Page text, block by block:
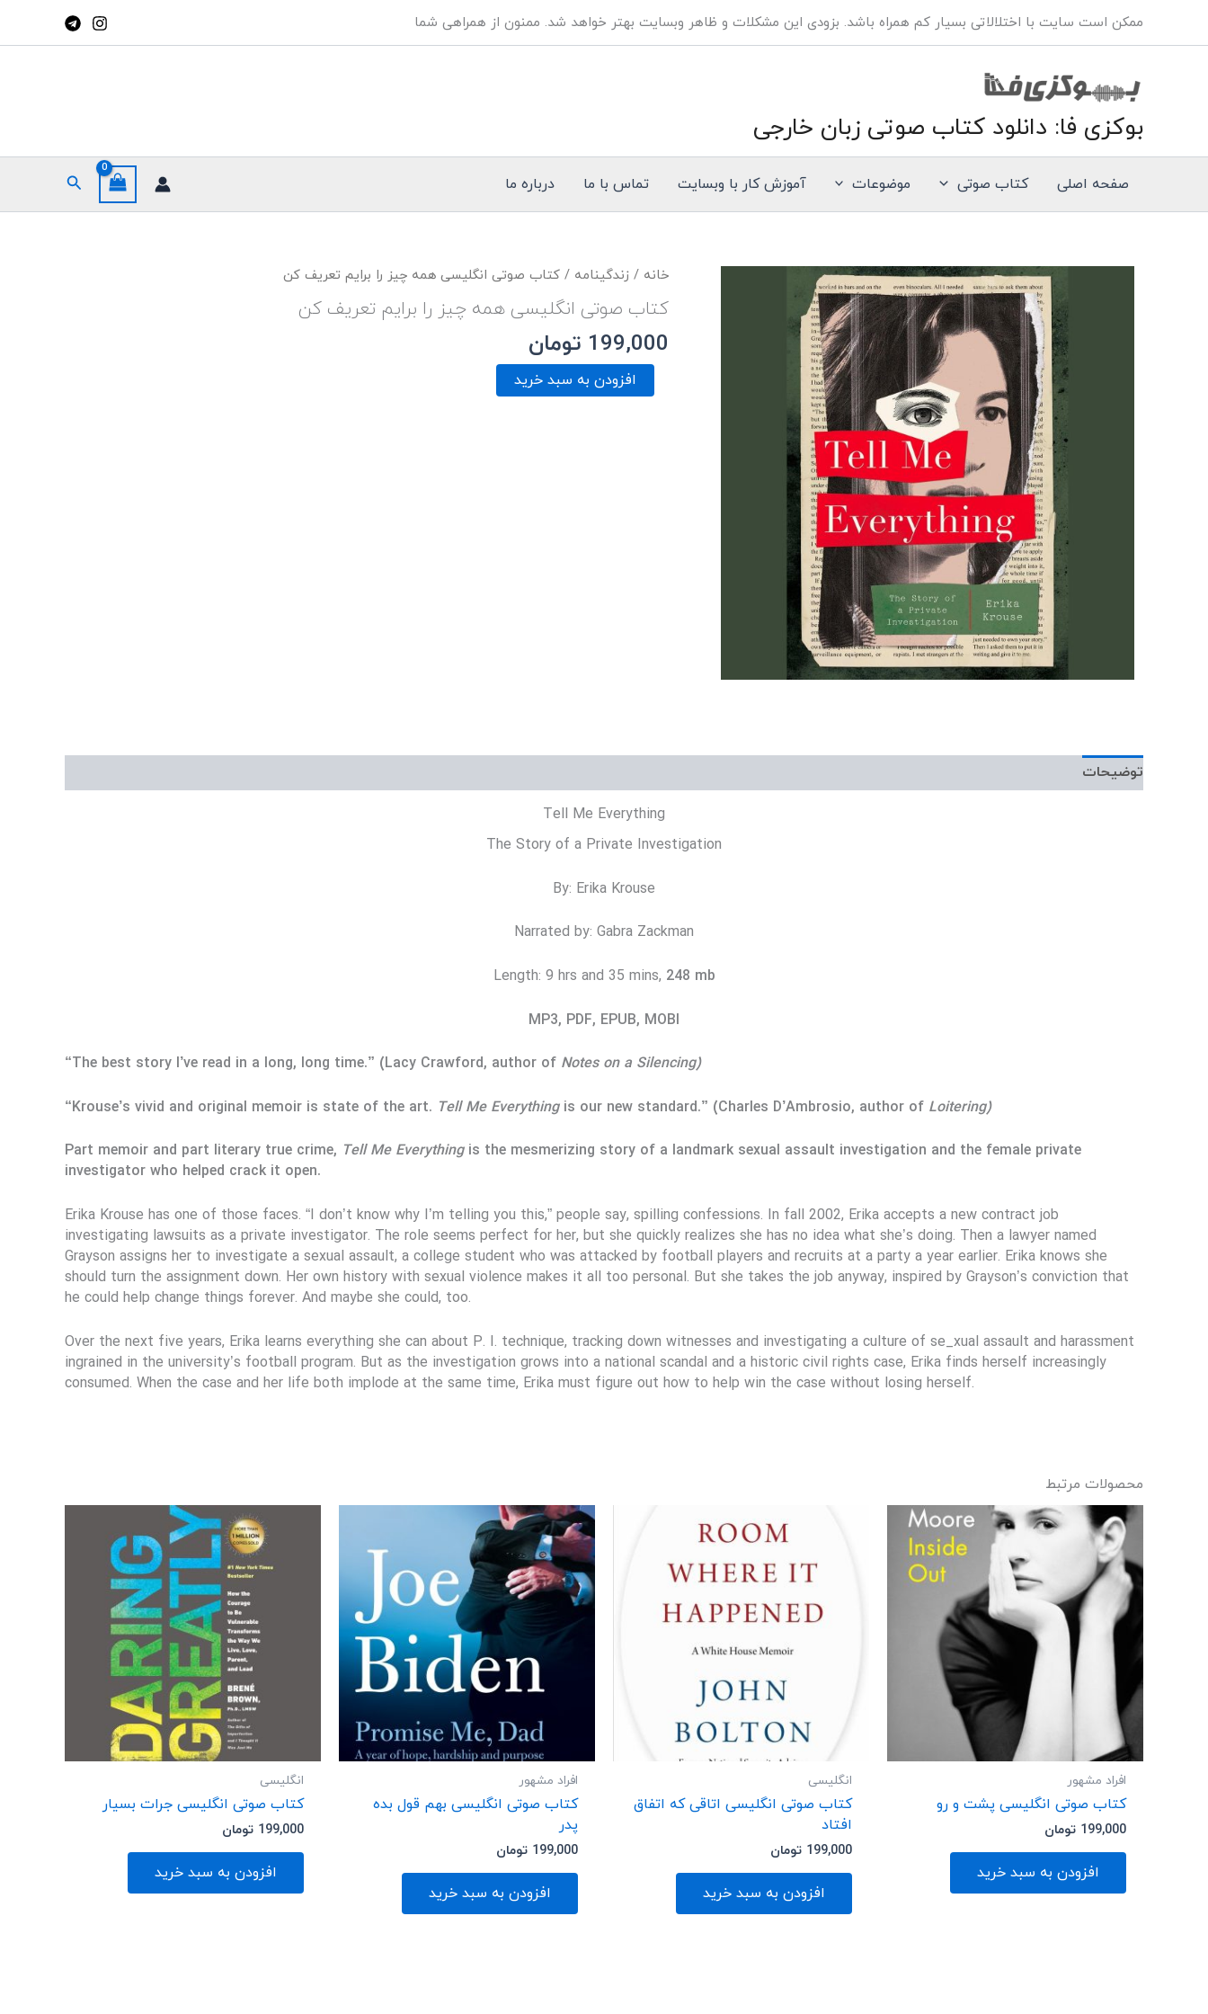
محتوا
ممکن است سایت با اختلالاتی بسیار کم همراه باشد. بزودی این مشکلات و ظاهر وبسایت بهتر خواهد شد. ممنون از همراهی شما
بوکزی فا: دانلود کتاب صوتی زبان خارجی
صفحه اصلی کتاب صوتی موضوعات آموزش کار با وبسایت تماس با ما درباره ما جستجو
خانه / زندگینامه / کتاب صوتی انگلیسی همه چیز را برایم تعریف کن
کتاب صوتی انگلیسی همه چیز را برایم تعریف کن
199,000 تومان
افزودن به سبد خرید
توضیحات
Tell Me Everything
The Story of a Private Investigation
By: Erika Krouse
Narrated by: Gabra Zackman
Length: 9 hrs and 35 mins, 248 mb
MP3, PDF, EPUB, MOBI
“The best story I’ve read in a long, long time.” (Lacy Crawford, author of Notes on a Silencing)
“Krouse’s vivid and original memoir is state of the art. Tell Me Everythingis our new standard.” (Charles D’Ambrosio, author of Loitering)
Part memoir and part literary true crime, Tell Me Everythingis the mesmerizing story of a landmark sexual assault investigation and the female private
investigator who helped crack it open.
Erika Krouse has one of those faces. “I don’t know why I’m telling you this,” people say, spilling confessions. In fall 2002, Erika accepts a new contract job
investigating lawsuits as a private investigator. The role seems perfect for her, but she quickly realizes she has no idea what she’s doing. Then a lawyer named
Grayson assigns her to investigate a sexual assault, a college student who was attacked by football players and recruits at a party a year earlier. Erika knows she
should turn the assignment down. Her own history with sexual violence makes it all too personal. But she takes the job anyway, inspired by Grayson’s conviction that
he could help change things forever. And maybe she could, too.
Over the next five years, Erika learns everything she can about P. I. technique, tracking down witnesses and investigating a culture of se_xual assault and harassment
ingrained in the university’s football program. But as the investigation grows into a national scandal and a historic civil rights case, Erika finds herself increasingly
consumed. When the case and her life both implode at the same time, Erika must figure out how to help win the case without losing herself.
محصولات مرتبط
افراد مشهور
کتاب صوتی انگلیسی پشت و رو
199,000 تومان
افزودن به سبد خرید
انگلیسی
کتاب صوتی انگلیسی اتاقی که اتفاق
افتاد
199,000 تومان
افزودن به سبد خرید
افراد مشهور
کتاب صوتی انگلیسی بهم قول بده
پدر
199,000 تومان
افزودن به سبد خرید
انگلیسی
کتاب صوتی انگلیسی جرات بسیار
199,000 تومان
افزودن به سبد خرید